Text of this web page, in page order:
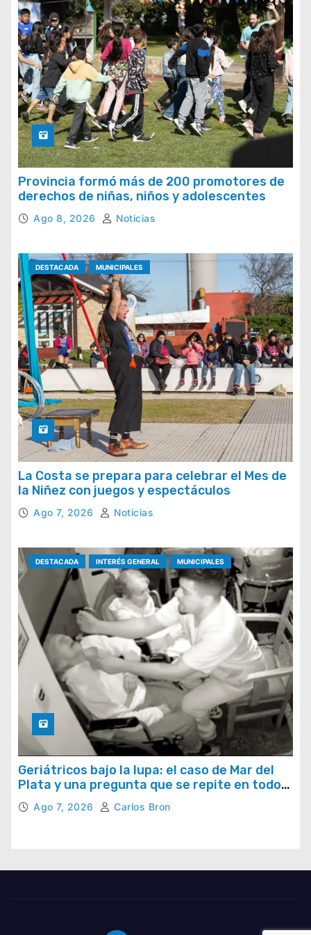
Provincia formó más de 200 promotores de
derechos de niñas, niños y adolescentes
Ago 8, 2026 Noticias
DESTACADA MUNICIPALES
La Costa se prepara para celebrar el Mes de
la Niñez con juegos y espectáculos
Ago 7, 2026 Noticias
DESTACADA INTERÉS GENERAL MUNICIPALES
Geriátricos bajo la lupa: el caso de Mar del
Plata y una pregunta que se repite en todo
el país
Ago 7, 2026 Carlos Bron